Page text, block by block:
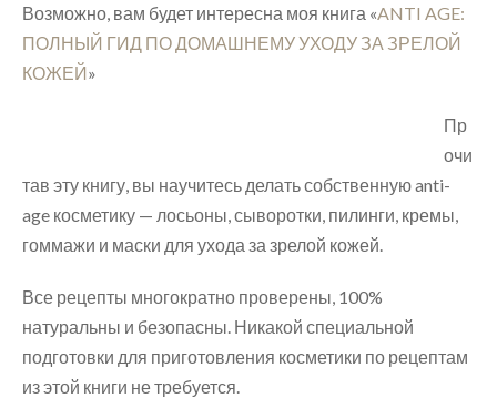
Возможно, вам будет интересна моя книга «ANTI AGE:
ПОЛНЫЙ ГИД ПО ДОМАШНЕМУ УХОДУ ЗА ЗРЕЛОЙ
КОЖЕЙ»
Пр
очи
тав эту книгу, вы научитесь делать собственную anti-
age косметику — лосьоны, сыворотки, пилинги, кремы,
гоммажи и маски для ухода за зрелой кожей.
Все рецепты многократно проверены, 100%
натуральны и безопасны. Никакой специальной
подготовки для приготовления косметики по рецептам
из этой книги не требуется.